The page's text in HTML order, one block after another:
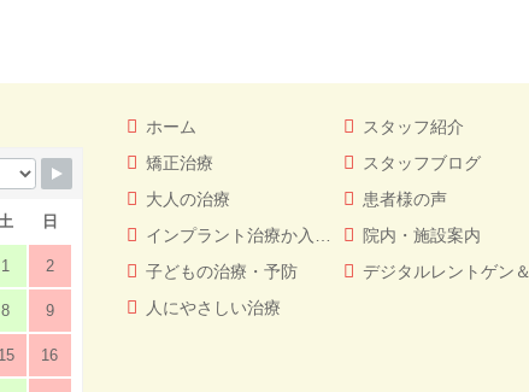
日
1 2
8 9
15 16
ホーム
矯正治療
大人の治療
インプラント治療か入れ歯（義歯）どっちを選ぶ！？
子どもの治療・予防
人にやさしい治療
スタッフ紹介
スタッフブログ
患者様の声
院内・施設案内
デジタルレントゲン＆CT